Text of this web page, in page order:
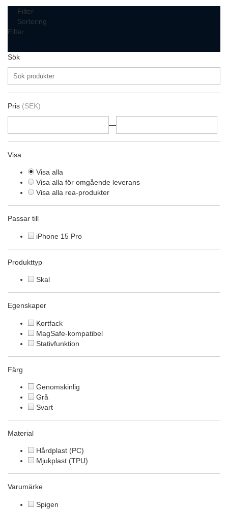
Filter
Sortering
Filter
Sök
Pris (SEK)
—
Visa
Visa alla
Visa alla för omgående leverans
Visa alla rea-produkter
Passar till
iPhone 15 Pro
Produkttyp
Skal
Egenskaper
Kortfack
MagSafe-kompatibel
Stativfunktion
Färg
Genomskinlig
Grå
Svart
Material
Hårdplast (PC)
Mjukplast (TPU)
Varumärke
Spigen